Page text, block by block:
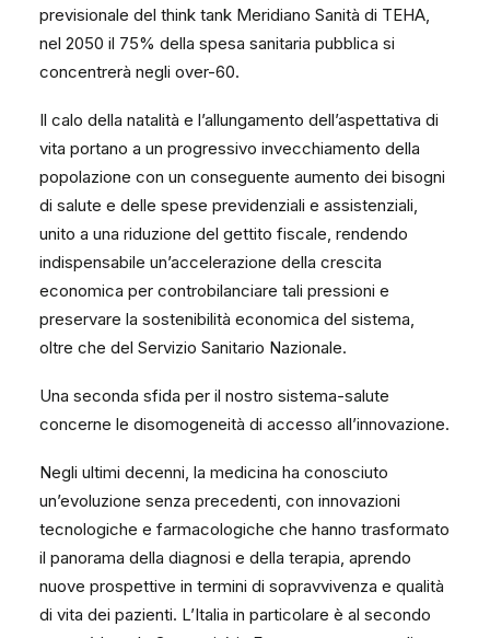
previsionale del think tank Meridiano Sanità di TEHA,
nel 2050 il 75% della spesa sanitaria pubblica si
concentrerà negli over-60.
Il calo della natalità e l’allungamento dell’aspettativa di
vita portano a un progressivo invecchiamento della
popolazione con un conseguente aumento dei bisogni
di salute e delle spese previdenziali e assistenziali,
unito a una riduzione del gettito fiscale, rendendo
indispensabile un’accelerazione della crescita
economica per controbilanciare tali pressioni e
preservare la sostenibilità economica del sistema,
oltre che del Servizio Sanitario Nazionale.
Una seconda sfida per il nostro sistema-salute
concerne le disomogeneità di accesso all’innovazione.
Negli ultimi decenni, la medicina ha conosciuto
un’evoluzione senza precedenti, con innovazioni
tecnologiche e farmacologiche che hanno trasformato
il panorama della diagnosi e della terapia, aprendo
nuove prospettive in termini di sopravvivenza e qualità
di vita dei pazienti. L’Italia in particolare è al secondo